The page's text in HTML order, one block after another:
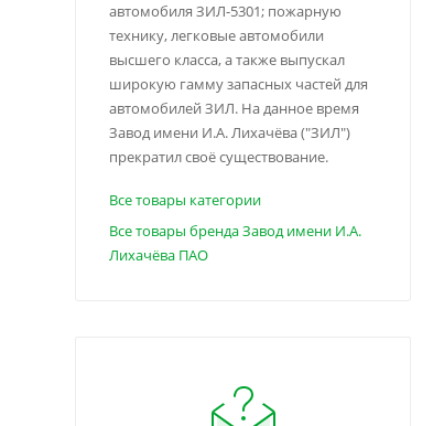
автомобиля ЗИЛ-5301; пожарную
технику, легковые автомобили
высшего класса, а также выпускал
широкую гамму запасных частей для
автомобилей ЗИЛ. На данное время
Завод имени И.А. Лихачёва ("ЗИЛ")
прекратил своё существование.
Все товары категории
Все товары бренда Завод имени И.А.
Лихачёва ПАО